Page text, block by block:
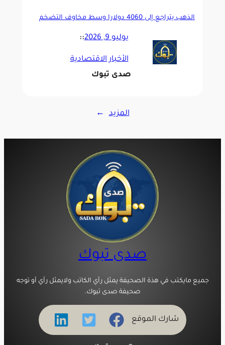
الذهب يتراجع إلى 4060 دولاراً وسط مخاوف التضخم
يوليو 9, 2026 ::
الأخبار الاقتصادية
صدى تبوك
المزيد →
صدى تبوك
جميع مايكتب في هذة الصحيفة يمثل رأي الكاتب ولايمثل رأي أو توجه
صحيفة صدى تبوك.
شارك الموقع